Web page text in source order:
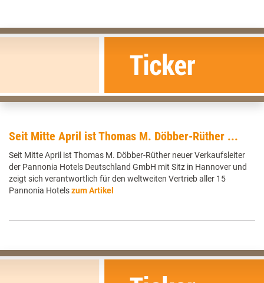
Seit Mitte April ist Thomas M. Döbber-Rüther ...
Seit Mitte April ist Thomas M. Döbber-Rüther neuer Verkaufsleiter
der Pannonia Hotels Deutschland GmbH mit Sitz in Hannover und
zeigt sich verantwortlich für den weltweiten Vertrieb aller 15
Pannonia Hotelszum Artikel